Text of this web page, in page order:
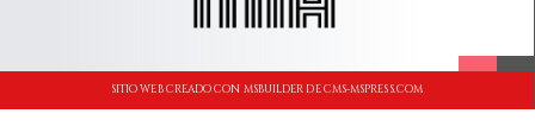
SITIO WEB CREADO CON MSBUILDER DE CMS-MSPRESS.COM